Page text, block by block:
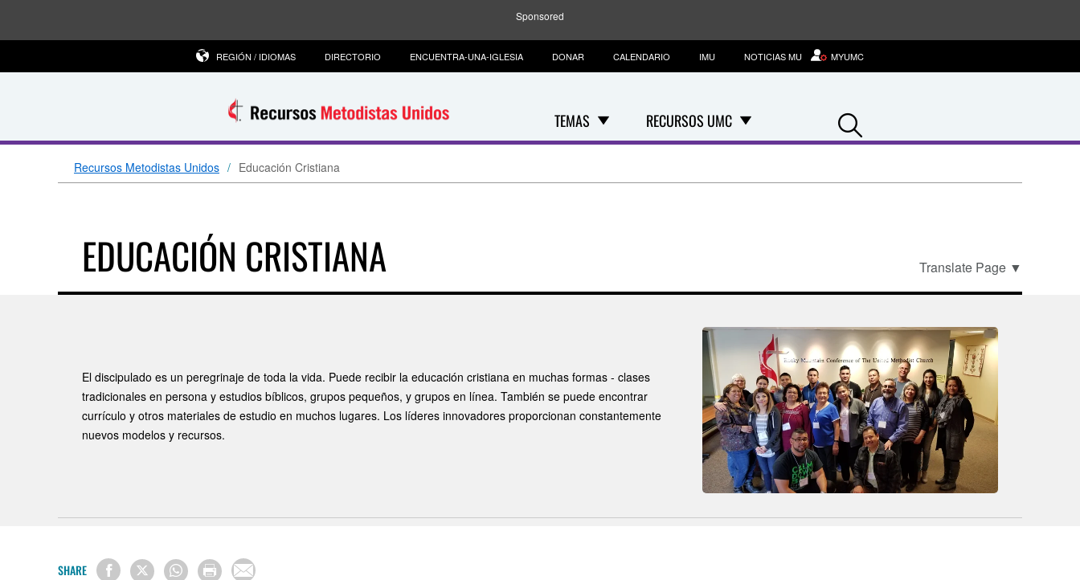
Sponsored
TEMAS RECURSOS UMC
REGIÓN / IDIOMAS DIRECTORIO ENCUENTRA-UNA-IGLESIA DONAR CALENDARIO IMU NOTICIAS MU MYUMC
Search
Recursos Metodistas Unidos Educación Cristiana
EDUCACIÓN CRISTIANA Translate Page ▼
El discipulado es un peregrinaje de toda la vida. Puede recibir la educación cristiana en muchas formas - clases
tradicionales en persona y estudios bíblicos, grupos pequeños, y grupos en línea. También se puede encontrar
currículo y otros materiales de estudio en muchos lugares. Los líderes innovadores proporcionan constantemente
nuevos modelos y recursos.
SHARE